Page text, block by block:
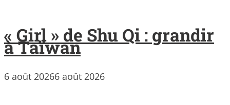
« Girl » de Shu Qi : grandir
à Taïwan
6 août 20266 août 2026